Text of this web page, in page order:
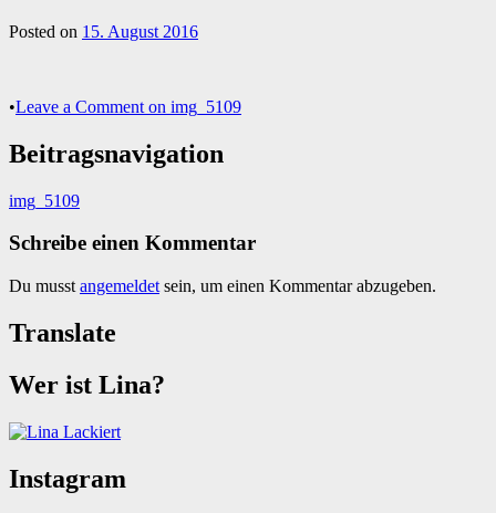
Posted on 15. August 2016
•Leave a Comment on img_5109
Beitragsnavigation
img_5109
Schreibe einen Kommentar
Du musst angemeldet sein, um einen Kommentar abzugeben.
Translate
Wer ist Lina?
Instagram